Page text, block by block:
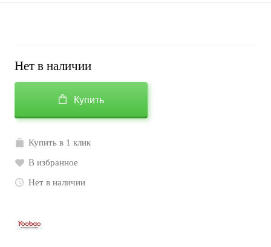
Нет в наличии
Купить
Купить в 1 клик
В избранное
Нет в наличии